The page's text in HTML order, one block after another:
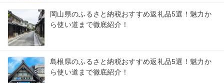
岡山県のふるさと納税おすすめ返礼品5選！魅力か
ら使い道まで徹底紹介！
島根県のふるさと納税おすすめ返礼品5選！魅力か
ら使い道まで徹底紹介！